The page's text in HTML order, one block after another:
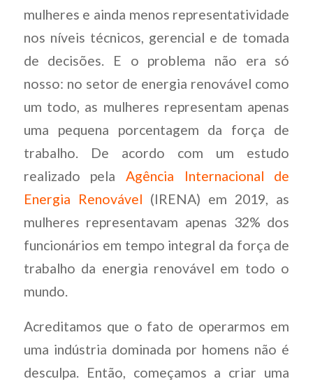
mulheres e ainda menos representatividade
nos níveis técnicos, gerencial e de tomada
de decisões. E o problema não era só
nosso: no setor de energia renovável como
um todo, as mulheres representam apenas
uma pequena porcentagem da força de
trabalho. De acordo com um estudo
realizado pela Agência Internacional de
Energia Renovável (IRENA) em 2019, as
mulheres representavam apenas 32% dos
funcionários em tempo integral da força de
trabalho da energia renovável em todo o
mundo.
Acreditamos que o fato de operarmos em
uma indústria dominada por homens não é
desculpa. Então, começamos a criar uma